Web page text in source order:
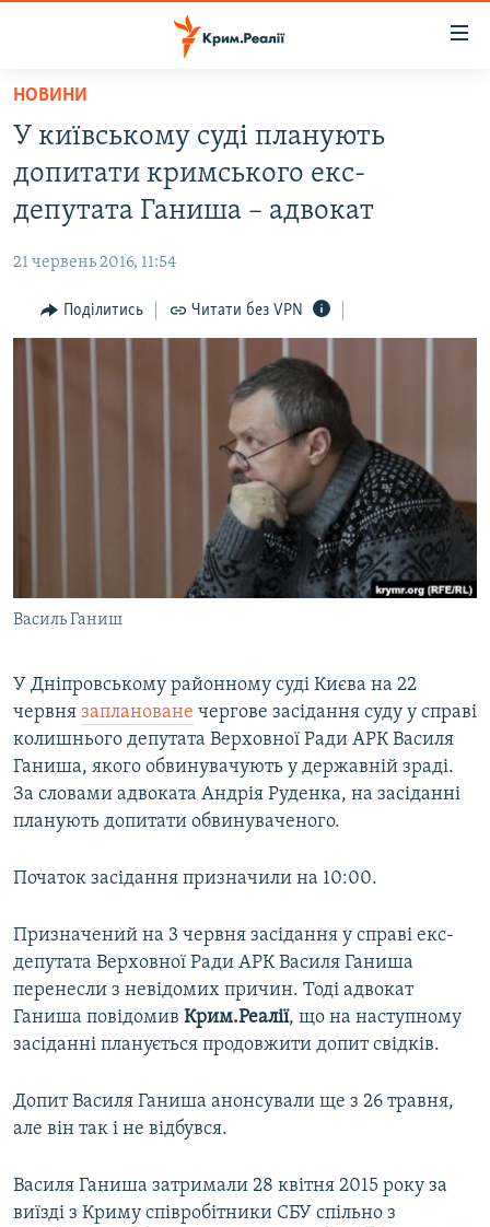
Перейти
основного
матеріалу
до
основної
навігації
Перейти
до
ВІДЕО ТА ФОТО
БЛОГИ
ПОГЛЯД
УКРАЇНСЬКА ПРОБЛЕМА КРИМУ
ІНФОГРАФІКА
ЯК ОБІЙТИ БЛОКУВАННЯ
ДОЛУЧАЙСЯ!
Усі сайти RFE/RL
НОВИНИ
У київському суді планують
допитати кримського екс-
депутата Ганиша – адвокат
21 червень 2016, 11:54
Поділитись Читати без VPN
Василь Ганиш
У Дніпровському районному суді Києва на 22
червня заплановане чергове засідання суду у справі
колишнього депутата Верховної Ради АРК Василя
Ганиша, якого обвинувачують у державній зраді.
За словами адвоката Андрія Руденка, на засіданні
планують допитати обвинуваченого.
Початок засідання призначили на 10:00.
Призначений на 3 червня засідання у справі екс-
депутата Верховної Ради АРК Василя Ганиша
перенесли з невідомих причин. Тоді адвокат
Ганиша повідомив Крим.Реалії, що на наступному
засіданні планується продовжити допит свідків.
Допит Василя Ганиша анонсували ще з 26 травня,
але він так і не відбувся.
Василя Ганиша затримали 28 квітня 2015 року за
виїзді з Криму співробітники СБУ спільно з